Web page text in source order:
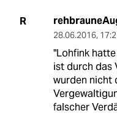
R
28.06.2016,
"Lohfink
ist durch das
wurden nicht
falscher